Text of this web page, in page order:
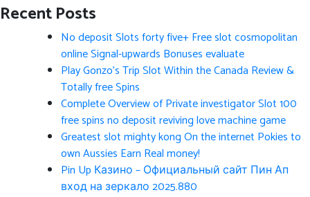
Recent Posts
No deposit Slots forty five+ Free slot cosmopolitan
online Signal-upwards Bonuses evaluate
Play Gonzo’s Trip Slot Within the Canada Review &
Totally free Spins
Complete Overview of Private investigator Slot 100
free spins no deposit reviving love machine game
Greatest slot mighty kong On the internet Pokies to
own Aussies Earn Real money!
Pin Up Казино – Официальный сайт Пин Ап
вход на зеркало 2025.880